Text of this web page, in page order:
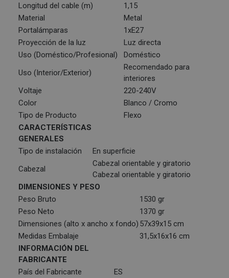
Longitud del cable (m)
1,15
Material
Metal
Portalámparas
1xE27
Proyección de la luz
Luz directa
Uso (Doméstico/Profesional)
Doméstico
Uso (Interior/Exterior)
Recomendado para
interiores
Voltaje
220-240V
Color
Blanco / Cromo
Tipo de Producto
Flexo
CARACTERÍSTICAS
GENERALES
Tipo de instalación
En superficie
Cabezal
Cabezal orientable y giratorio
Cabezal orientable y giratorio
DIMENSIONES Y PESO
Peso Bruto
1530 gr
Peso Neto
1370 gr
Dimensiones (alto x ancho x fondo) 57x39x15 cm
Medidas Embalaje
31,5x16x16 cm
INFORMACIÓN DEL
FABRICANTE
País del Fabricante
ES